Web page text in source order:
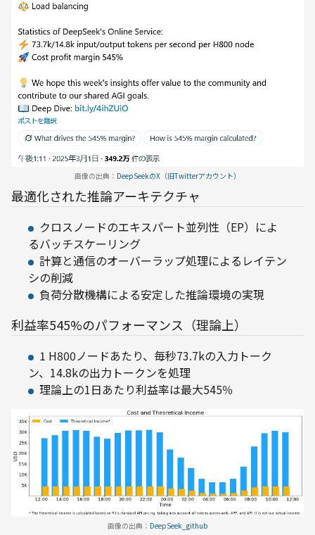
画像の出典： DeepSeekのX（旧Twitterアカウント）
最適化された推論アーキテクチャ
クロスノードのエキスパート並列性（EP）によ
るバッチスケーリング
計算と通信のオーバーラップ処理によるレイテン
シの削減
負荷分散機構による安定した推論環境の実現
利益率545%のパフォーマンス（理論上）
1 H800ノードあたり、毎秒73.7kの入力トーク
ン、14.8kの出力トークンを処理
理論上の1日あたり利益率は最大545％
画像の出典： DeepSeek_github